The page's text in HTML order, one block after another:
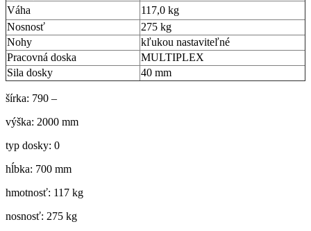
Váha
117,0 kg
Nosnosť
275 kg
Nohy
kľukou nastaviteľné
Pracovná doska
MULTIPLEX
Sila dosky
40 mm
šírka: 790 –
výška: 2000 mm
typ dosky: 0
hĺbka: 700 mm
hmotnosť: 117 kg
nosnosť: 275 kg